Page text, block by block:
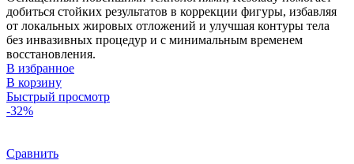
добиться стойких результатов в коррекции фигуры, избавляя
от локальных жировых отложений и улучшая контуры тела
без инвазивных процедур и с минимальным временем
восстановления.
В избранное
В корзину
Быстрый просмотр
-32%
Сравнить